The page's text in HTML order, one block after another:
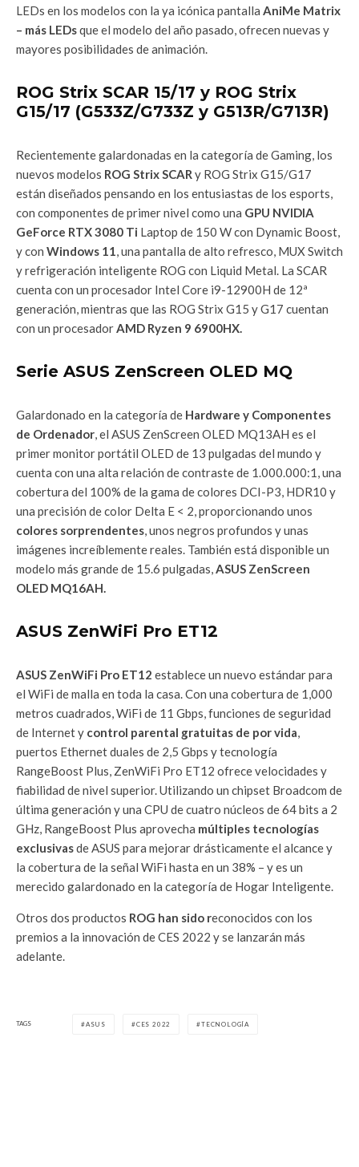
LEDs en los modelos con la ya icónica pantalla AniMe Matrix
– más LEDsque el modelo del año pasado, ofrecen nuevas y
mayores posibilidades de animación.
ROG Strix SCAR 15/17 y ROG Strix
G15/17 (G533Z/G733Z y G513R/G713R)
Recientemente galardonadas en la categoría de Gaming, los
nuevos modelos ROG Strix SCAR y ROG Strix G15/G17
están diseñados pensando en los entusiastas de los esports,
con componentes de primer nivel como una GPU NVIDIA
GeForce RTX 3080 Ti Laptop de 150 W con Dynamic Boost,
y con Windows 11 , una pantalla de alto refresco, MUX Switch
y refrigeración inteligente ROG con Liquid Metal. La SCAR
cuenta con un procesador Intel Core i9-12900H de 12ª
generación, mientras que las ROG Strix G15 y G17 cuentan
con un procesador AMD Ryzen 9 6900HX.
Serie ASUS ZenScreen OLED MQ
Galardonado en la categoría de Hardware y Componentes
de Ordenador , el ASUS ZenScreen OLED MQ13AH es el
primer monitor portátil OLED de 13 pulgadas del mundo y
cuenta con una alta relación de contraste de 1.000.000:1, una
cobertura del 100% de la gama de colores DCI-P3, HDR10 y
una precisión de color Delta E < 2, proporcionando unos
colores sorprendentes , unos negros profundos y unas
imágenes increíblemente reales. También está disponible un
modelo más grande de 15.6 pulgadas, ASUS ZenScreen
OLED MQ16AH.
ASUS ZenWiFi Pro ET12
ASUS ZenWiFi Pro ET12 establece un nuevo estándar para
el WiFi de malla en toda la casa. Con una cobertura de 1,000
metros cuadrados, WiFi de 11 Gbps, funciones de seguridad
de Internet y control parental gratuitas de por vida
puertos Ethernet duales de 2,5 Gbps y tecnología
RangeBoost Plus, ZenWiFi Pro ET12 ofrece velocidades y
fiabilidad de nivel superior. Utilizando un chipset Broadcom de
última generación y una CPU de cuatro núcleos de 64 bits a 2
GHz, RangeBoost Plus aprovecha múltiples tecnologías
exclusivasde ASUS para mejorar drásticamente el alcance y
la cobertura de la señal WiFi hasta en un 38% – y es un
merecido galardonado en la categoría de Hogar Inteligente.
Otros dos productos ROG han sido reconocidos con los
premios a la innovación de CES 2022 y se lanzarán más
adelante.
TAGS ASUS CES 2022 TECNOLOGÍA